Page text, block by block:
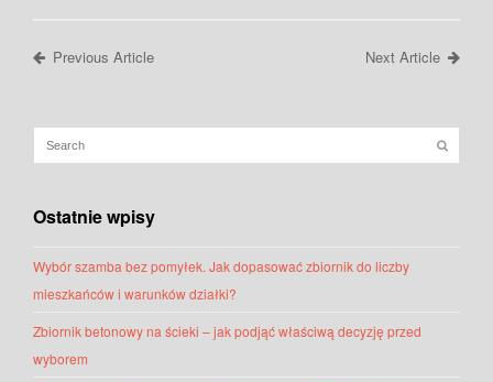
Previous Article Next Article
Ostatnie wpisy
Wybór szamba bez pomyłek. Jak dopasować zbiornik do liczby
mieszkańców i warunków działki?
Zbiornik betonowy na ścieki – jak podjąć właściwą decyzję przed
wyborem